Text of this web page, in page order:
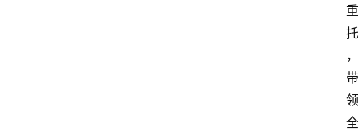
重
托
，
带
领
全